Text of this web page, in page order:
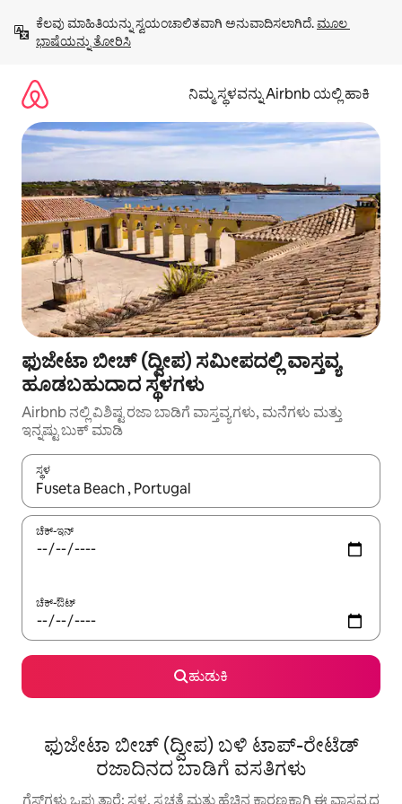
ಹೋಗಿ
ಕೆಲವು ಮಾಹಿತಿಯನ್ನು ಸ್ವಯಂಚಾಲಿತವಾಗಿ ಅನುವಾದಿಸಲಾಗಿದೆ. ಮೂಲ
ಭಾಷೆಯನ್ನು ತೋರಿಸಿ
ನಿಮ್ಮ ಸ್ಥಳವನ್ನು Airbnb ಯಲ್ಲಿ ಹಾಕಿ
ಫುಜೇಟಾ ಬೀಚ್ (ದ್ವೀಪ) ಸಮೀಪದಲ್ಲಿ ವಾಸ್ತವ್ಯ
ಹೂಡಬಹುದಾದ ಸ್ಥಳಗಳು
Airbnb ನಲ್ಲಿ ವಿಶಿಷ್ಟ ರಜಾ ಬಾಡಿಗೆ ವಾಸ್ತವ್ಯಗಳು, ಮನೆಗಳು ಮತ್ತು
ಇನ್ನಷ್ಟು ಬುಕ್ ಮಾಡಿ
ಸ್ಥಳ
ಫಲಿತಾಂಶಗಳು ಲಭ್ಯವಿರುವಾಗ, ಅಪ್ ಮತ್ತು ಡೌನ್ ಬಾಣದ ಕೀಲಿಗಳೊಂದಿಗೆ
ಚೆಕ್-ಇನ್
ಚೆಕ್-ಔಟ್
ಹುಡುಕಿ
ಫುಜೇಟಾ ಬೀಚ್ (ದ್ವೀಪ) ಬಳಿ ಟಾಪ್-ರೇಟೆಡ್
ರಜಾದಿನದ ಬಾಡಿಗೆ ವಸತಿಗಳು
ಗೆಸ್ಟ್‌ಗಳು ಒಪ್ಪುತ್ತಾರೆ: ಸ್ಥಳ, ಸ್ವಚ್ಛತೆ ಮತ್ತು ಹೆಚ್ಚಿನ ಕಾರಣಕ್ಕಾಗಿ ಈ ವಾಸ್ತವ್ಯದ